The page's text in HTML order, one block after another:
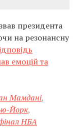
президента
на резонансну
емоцій та
Мамдані,
Йорк,
НБА